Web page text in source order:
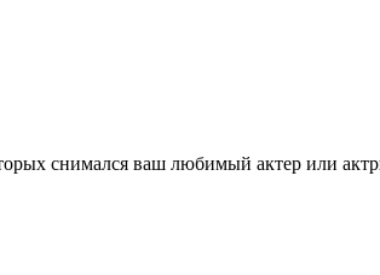
снимался ваш любимый актер или